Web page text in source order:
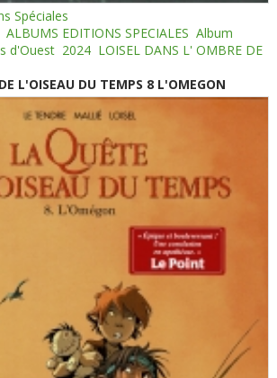
Spéciales
ALBUMS EDITIONS SPECIALES Album
d'Ouest 2024 LOISEL DANS L' OMBRE DE
L'OISEAU DU TEMPS 8 L'OMEGON